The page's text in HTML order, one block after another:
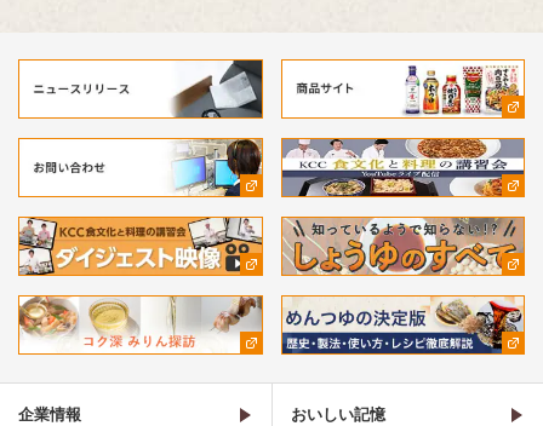
企業情報 おいしい記憶